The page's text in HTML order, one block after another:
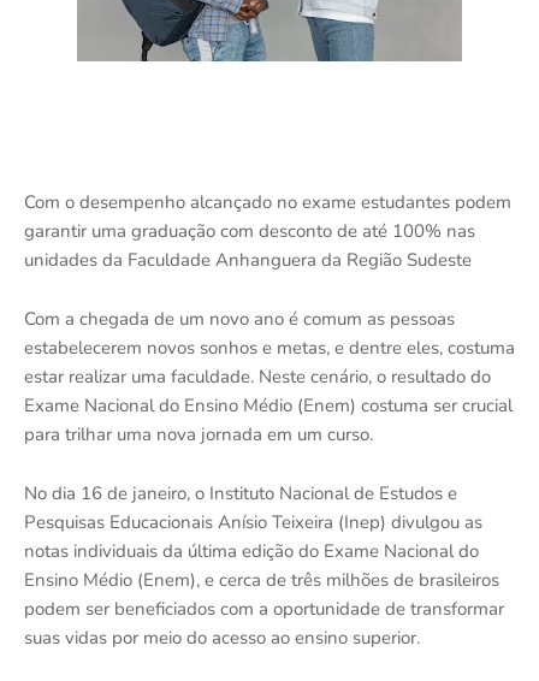
Com o desempenho alcançado no exame estudantes podem
garantir uma graduação com desconto de até 100% nas
unidades da Faculdade Anhanguera da Região Sudeste
Com a chegada de um novo ano é comum as pessoas
estabelecerem novos sonhos e metas, e dentre eles, costuma
estar realizar uma faculdade. Neste cenário, o resultado do
Exame Nacional do Ensino Médio (Enem) costuma ser crucial
para trilhar uma nova jornada em um curso.
No dia 16 de janeiro, o Instituto Nacional de Estudos e
Pesquisas Educacionais Anísio Teixeira (Inep) divulgou as
notas individuais da última edição do Exame Nacional do
Ensino Médio (Enem), e cerca de três milhões de brasileiros
podem ser beneficiados com a oportunidade de transformar
suas vidas por meio do acesso ao ensino superior.